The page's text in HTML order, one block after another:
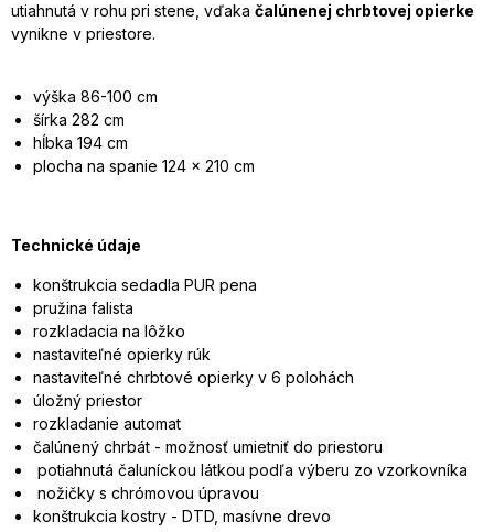
utiahnutá v rohu pri stene, vďaka čalúnenej chrbtovej opierke
vynikne v priestore.
výška 86-100 cm
šírka 282 cm
hĺbka 194 cm
plocha na spanie 124 x 210 cm
Technické údaje
konštrukcia sedadla PUR pena
pružina falista
rozkladacia na lôžko
nastaviteľné opierky rúk
nastaviteľné chrbtové opierky v 6 polohách
úložný priestor
rozkladanie automat
čalúnený chrbát - možnosť umietniť do priestoru
potiahnutá čaluníckou látkou podľa výberu zo vzorkovníka
nožičky s chrómovou úpravou
konštrukcia kostry - DTD, masívne drevo